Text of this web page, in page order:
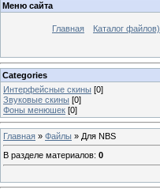
Меню сайта
Главная Каталог файлов)
Categories
Интерфейсные скины [0]
Звуковые скины [0]
Фоны менюшек [0]
Главная » Файлы » Для NBS
В разделе материалов: 0